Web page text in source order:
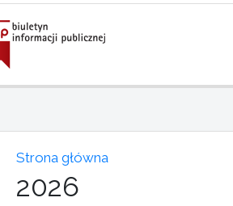
Strona główna
2026